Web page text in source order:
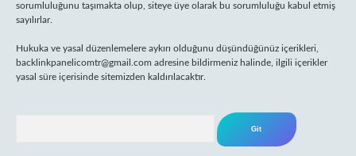
sorumluluğunu taşımakta olup, siteye üye olarak bu sorumluluğu kabul etmiş
sayılırlar.
Hukuka ve yasal düzenlemelere aykırı olduğunu düşündüğünüz içerikleri,
backlinkpanelicomtr@gmail.com adresine bildirmeniz halinde, ilgili içerikler
yasal süre içerisinde sitemizden kaldırılacaktır.